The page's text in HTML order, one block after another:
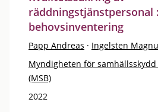
räddningstjänstpersonal
behovsinventering
Papp Andreas · Ingelsten
Myndigheten för
(MSB)
2022